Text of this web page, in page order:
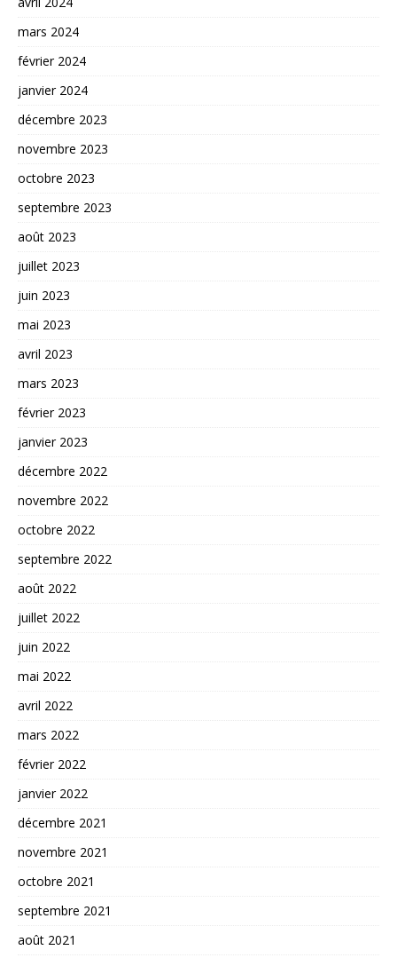
mars 2024
février 2024
janvier 2024
décembre 2023
novembre 2023
octobre 2023
septembre 2023
août 2023
juillet 2023
juin 2023
mai 2023
avril 2023
mars 2023
février 2023
janvier 2023
décembre 2022
novembre 2022
octobre 2022
septembre 2022
août 2022
juillet 2022
juin 2022
mai 2022
avril 2022
mars 2022
février 2022
janvier 2022
décembre 2021
novembre 2021
octobre 2021
septembre 2021
août 2021